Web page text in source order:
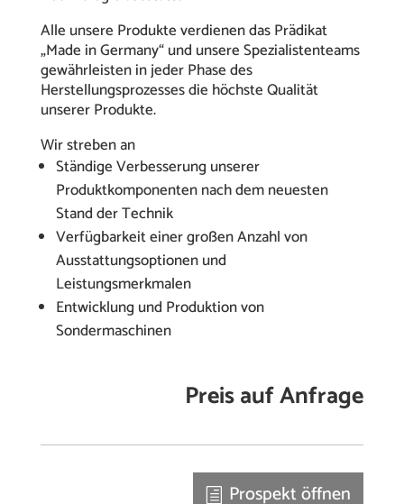
Alle unsere Produkte verdienen das Prädikat
„Made in Germany“ und unsere Spezialistenteams
gewährleisten in jeder Phase des
Herstellungsprozesses die höchste Qualität
unserer Produkte.
Wir streben an
Ständige Verbesserung unserer
Produktkomponenten nach dem neuesten
Stand der Technik
Verfügbarkeit einer großen Anzahl von
Ausstattungsoptionen und
Leistungsmerkmalen
Entwicklung und Produktion von
Sondermaschinen
Preis auf Anfrage
Prospekt öffnen